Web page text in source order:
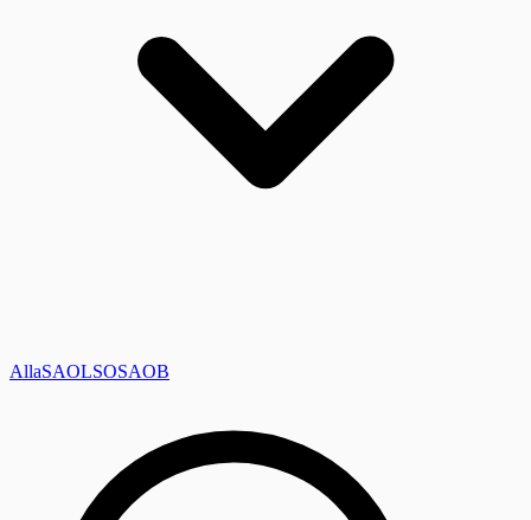
AllaSAOLSOSAOB